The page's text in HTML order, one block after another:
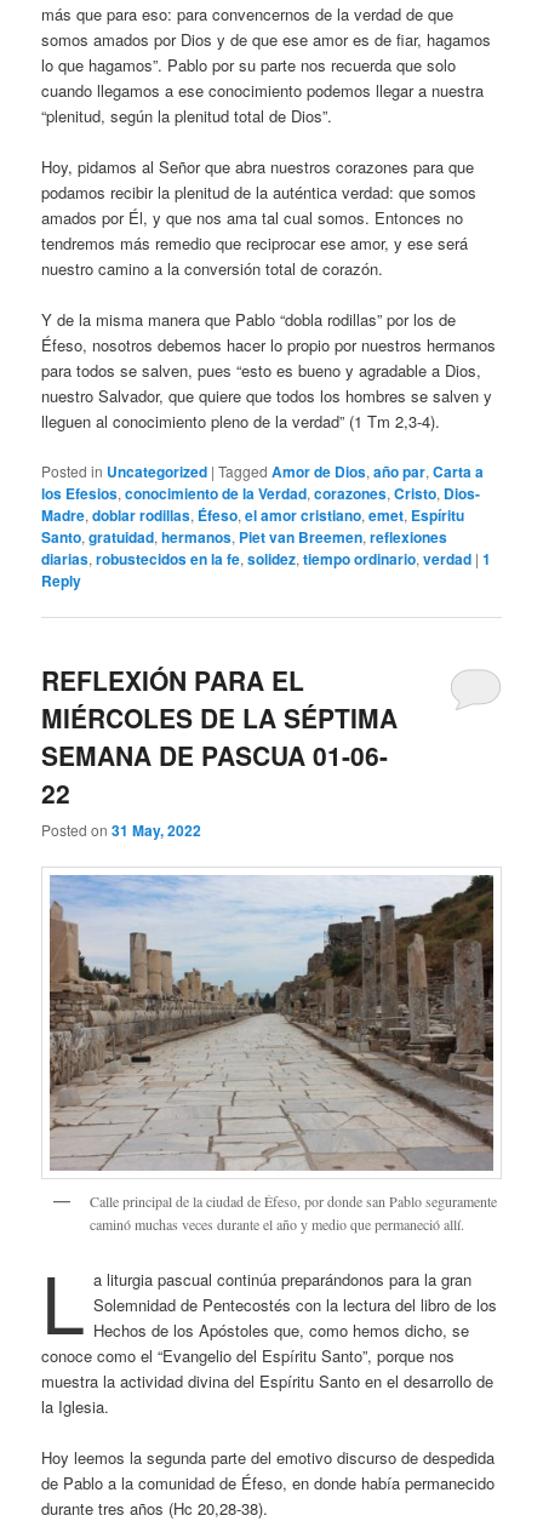
más que para eso: para convencernos de la verdad de que
somos amados por Dios y de que ese amor es de fiar, hagamos
lo que hagamos”. Pablo por su parte nos recuerda que solo
cuando llegamos a ese conocimiento podemos llegar a nuestra
“plenitud, según la plenitud total de Dios”.
Hoy, pidamos al Señor que abra nuestros corazones para que
podamos recibir la plenitud de la auténtica verdad: que somos
amados por Él, y que nos ama tal cual somos. Entonces no
tendremos más remedio que reciprocar ese amor, y ese será
nuestro camino a la conversión total de corazón.
Y de la misma manera que Pablo “dobla rodillas” por los de
Éfeso, nosotros debemos hacer lo propio por nuestros hermanos
para todos se salven, pues “esto es bueno y agradable a Dios,
nuestro Salvador, que quiere que todos los hombres se salven y
lleguen al conocimiento pleno de la verdad” (1 Tm 2,3-4).
Posted in Uncategorized |Tagged Amor de Dios,año par,Carta a
los Efesios,conocimiento de la Verdad,corazones,Cristo, Dios-
Madre,doblar rodillas, Éfeso,el amor cristiano,emet, Espíritu
Santo,gratuidad,hermanos, Piet van Breemen,reflexiones
diarias,robustecidos en la fe,solidez,tiempo ordinario,verdad |1
Reply
REFLEXIÓN PARA EL
MIÉRCOLES DE LA SÉPTIMA
SEMANA DE PASCUA 01-06-
22
Posted on31 May, 2022
Calle principal de la ciudad de Éfeso, por donde san Pablo seguramente
caminó muchas veces durante el año y medio que permaneció allí.
L a liturgia pascual continúa preparándonos para la gran
Solemnidad de Pentecostés con la lectura del libro de los
Hechos de los Apóstoles que, como hemos dicho, se
conoce como el “Evangelio del Espíritu Santo”, porque nos
muestra la actividad divina del Espíritu Santo en el desarrollo de
la Iglesia.
Hoy leemos la segunda parte del emotivo discurso de despedida
de Pablo a la comunidad de Éfeso, en donde había permanecido
durante tres años (Hc 20,28-38).